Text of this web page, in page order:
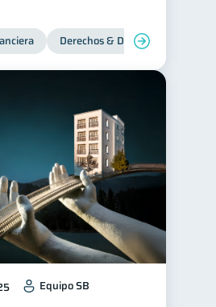
2
2
1
Mipymes 1
financiera
Derechos & Deberes
Equipo SB